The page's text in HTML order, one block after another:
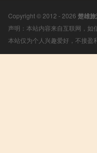
Copyright © 2012 - 2026 楚雄
声明：本站内容来自互联网，
本站仅为个人兴趣爱好，不接盈